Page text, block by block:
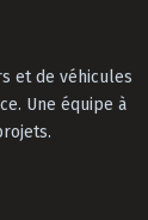
et de véhicules
Une équipe à